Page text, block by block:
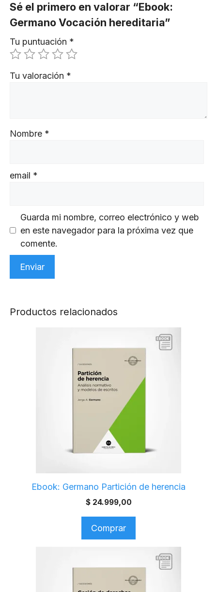
Sé el primero en valorar “Ebook:
Germano Vocación hereditaria”
Tu puntuación *
Tu valoración *
Nombre *
email *
Guarda mi nombre, correo electrónico y web
en este navegador para la próxima vez que
comente.
Productos relacionados
Ebook: Germano Partición de herencia
$24.999,00
Comprar